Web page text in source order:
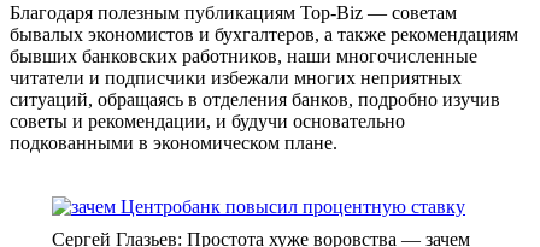
Благодаря полезным публикациям Top-Biz — советам
бывалых экономистов и бухгалтеров, а также рекомендациям
бывших банковских работников, наши многочисленные
читатели и подписчики избежали многих неприятных
ситуаций, обращаясь в отделения банков, подробно изучив
советы и рекомендации, и будучи основательно
подкованными в экономическом плане.
Сергей Глазьев: Простота хуже воровства — зачем